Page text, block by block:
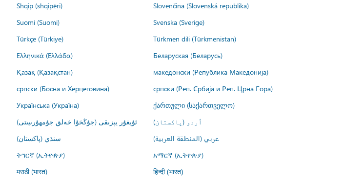
Shqip (shqipëri)
Slovenčina (Slovenská republika)
Suomi (Suomi)
Svenska (Sverige)
Türkçe (Türkiye)
Türkmen dili (Türkmenistan)
Ελληνικά (Ελλάδα)
Беларуская (Беларусь)
Қазақ (Қазақстан)
македонски (Република Македонија)
српски (Босна и Херцеговина)
српски (Реп. Србија и Реп. Црна Гора)
Українська (Україна)
ქართული (საქართველო)
ئۇيغۇر يېزىقى (جۇڭخۇا خەلق جۇمھۇرىيىتى)
اُردو (پاکستان)
سنڌي (پاکستان)
عربي (المنطقة العربية)
ትግርኛ (ኢትዮጵያ) አማርኛ (ኢትዮጵያ)
मराठी (भारत) हिन्दी (भारत)